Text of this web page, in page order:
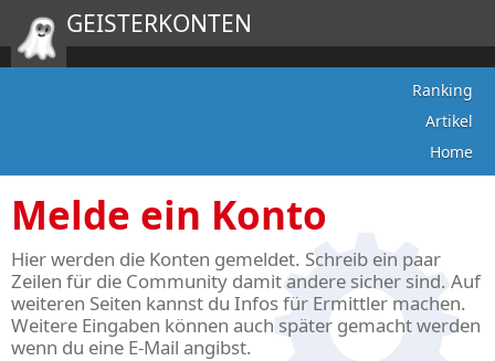
GEISTERKONTEN
Ranking
Artikel
Home
Melde ein Konto
Hier werden die Konten gemeldet. Schreib ein paar
Zeilen für die Community damit andere sicher sind. Auf
weiteren Seiten kannst du Infos für Ermittler machen.
Weitere Eingaben können auch später gemacht werden
wenn du eine E-Mail angibst.